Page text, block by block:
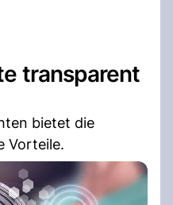
transparent
bietet die
Vorteile.